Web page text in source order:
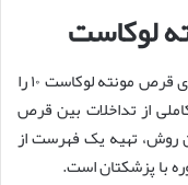
لوکاست
تداخلات دارویی ممکن است تأثیر و عوارض جدی قرص مونته لوکاست ۱۰ را
از تداخلات بین قرص
روش، تهیه یک فهرست از
با پزشکتان است.